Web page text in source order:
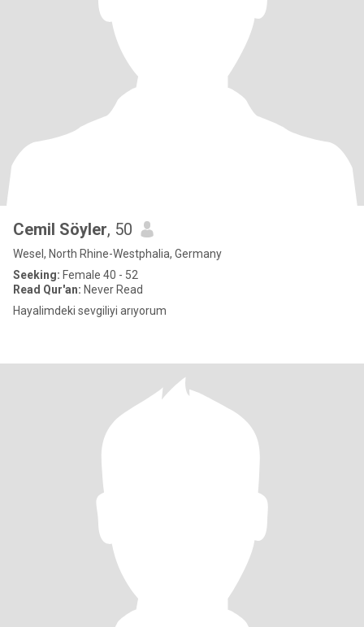
Cemil Söyler, 50
Wesel, North Rhine-Westphalia, Germany
Seeking: Female 40 - 52
Read Qur'an: Never Read
Hayalimdeki sevgiliyi arıyorum